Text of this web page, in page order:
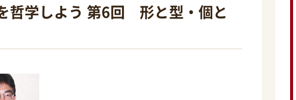
哲学しよう 第6回 形と型・個と